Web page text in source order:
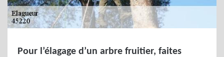
Pour l’élagage d’un arbre fruitier, faites